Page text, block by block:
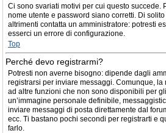
Ci sono svariati motivi per cui questo succede.
nome utente e password siano corretti. Di
altrimenti contatta un amministratore: potresti
esserci un errore di configurazione.
Top
Perché devo registrarmi?
Potresti non averne bisogno: dipende dagli
registrarsi per inviare messaggi. Comunque,
ad altre funzioni che non sono disponibili per
un’immagine personale definibile,
inviare messaggi di posta direttamente dal
ecc. Ti bastano pochi secondi per registrarti e
farlo.